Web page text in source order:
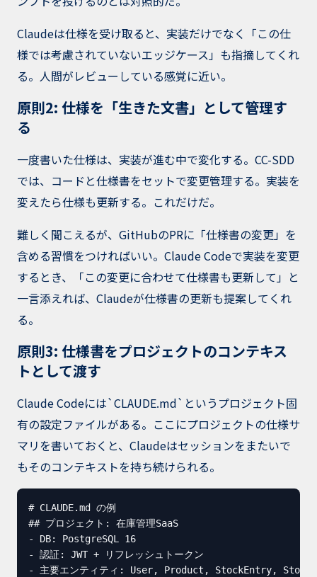
Claudeは仕様を受け取ると、実装だけでなく「この仕
様では考慮されていないエッジケース」も指摘してくれ
る。人間がレビューしている感覚に近い。
原則2: 仕様を「生きた文書」として管理す
る
一度書いた仕様は、実装が進む中で変化する。CC-SDD
では、コードと仕様書をセットで変更管理する。実装を
変えたら仕様も更新する。これだけだ。
難しく聞こえるが、GitHubのPRに「仕様書の変更」を
含める習慣をつければいい。Claude Codeで実装を変更
するとき、「この変更に合わせて仕様書も更新して」と
一言添えれば、Claudeが仕様書の更新も提案してくれ
る。
原則3: 仕様書をプロジェクトのコンテキス
トとして渡す
Claude Codeには`CLAUDE.md`というプロジェクト固
有の設定ファイルがある。ここにプロジェクトの仕様サ
マリを書いておくと、Claudeはセッションをまたいで
もそのコンテキストを持ち続けられる。
# CLAUDE.md の例
## プロジェクト: 在庫管理SaaS
- DB: PostgreSQL 16
- 認証: JWT + リフレッシュトークン
- 主要エンティティ: User, Product, StockEntry,